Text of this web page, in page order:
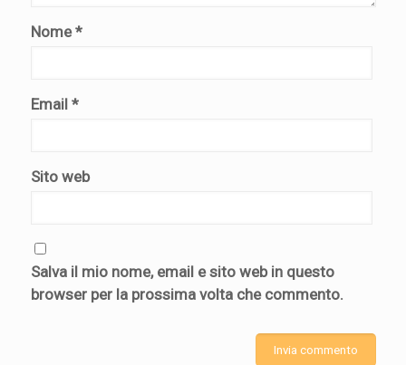
Nome*
Email *
Sito web
Salva il mio nome, email e sito web in questo
browser per la prossima volta che commento.